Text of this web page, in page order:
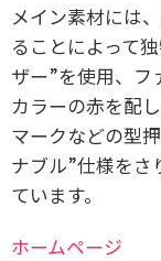
メイン素材には
ることによって
ザー”を使用、フ
カラーの赤を配
マークなどの型
ナブル”仕様をさ
ています。
ホームページ